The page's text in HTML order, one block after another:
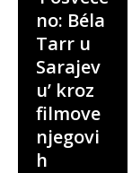
no: Béla
Tarr u
Sarajev
u’ kroz
filmove
njegovi
h